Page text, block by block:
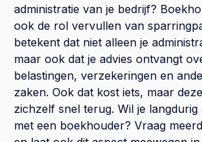
administratie van je bedrijf?
ook de rol vervullen van
betekent dat niet alleen je
maar ook dat je advies ontvangt
belastingen, verzekeringen en
zaken. Ook dat kost iets, maar
zichzelf snel terug. Wil je
met een boekhouder? Vraag